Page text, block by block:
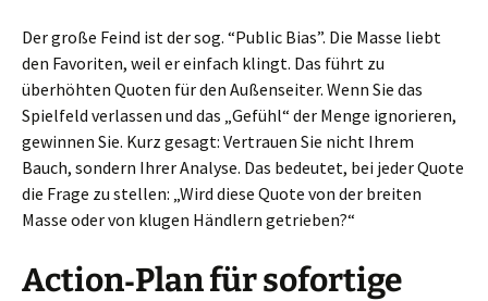
Der große Feind ist der sog. “Public Bias”. Die Masse liebt
den Favoriten, weil er einfach klingt. Das führt zu
überhöhten Quoten für den Außenseiter. Wenn Sie das
Spielfeld verlassen und das „Gefühl“ der Menge ignorieren,
gewinnen Sie. Kurz gesagt: Vertrauen Sie nicht Ihrem
Bauch, sondern Ihrer Analyse. Das bedeutet, bei jeder Quote
die Frage zu stellen: „Wird diese Quote von der breiten
Masse oder von klugen Händlern getrieben?“
Action‑Plan für sofortige